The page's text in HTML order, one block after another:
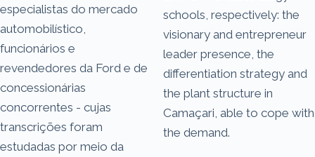
especialistas do mercado
automobilístico,
funcionários e
revendedores da Ford e de
concessionárias
concorrentes - cujas
transcrições foram
estudadas por meio da
schools, respectively: the
visionary and entrepreneur
leader presence, the
differentiation strategy and
the plant structure in
Camaçari, able to cope with
the demand.